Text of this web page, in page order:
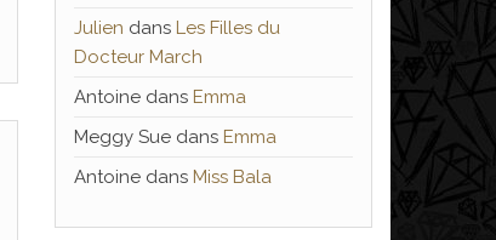
Julien dans Les Filles du
Docteur March
Antoinedans Emma
Meggy Suedans Emma
Antoinedans Miss Bala